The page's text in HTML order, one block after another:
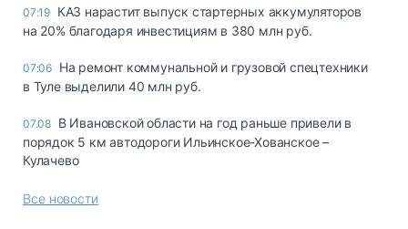
07:19 КАЗ нарастит выпуск стартерных аккумуляторов
на 20% благодаря инвестициям в 380 млн руб.
07:06 На ремонт коммунальной и грузовой спецтехники
в Туле выделили 40 млн руб.
07.08 В Ивановской области на год раньше привели в
порядок 5 км автодороги Ильинское-Хованское –
Кулачево
Все новости